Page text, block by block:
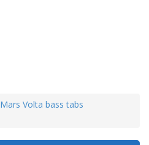
Mars Volta bass tabs